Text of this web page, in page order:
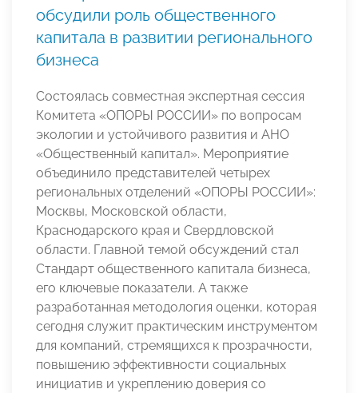
обсудили роль общественного
капитала в развитии регионального
бизнеса
Состоялась совместная экспертная сессия
Комитета «ОПОРЫ РОССИИ» по вопросам
экологии и устойчивого развития и АНО
«Общественный капитал». Мероприятие
объединило представителей четырех
региональных отделений «ОПОРЫ РОССИИ»:
Москвы, Московской области,
Краснодарского края и Свердловской
области. Главной темой обсуждений стал
Стандарт общественного капитала бизнеса,
его ключевые показатели. А также
разработанная методология оценки, которая
сегодня служит практическим инструментом
для компаний, стремящихся к прозрачности,
повышению эффективности социальных
инициатив и укреплению доверия со